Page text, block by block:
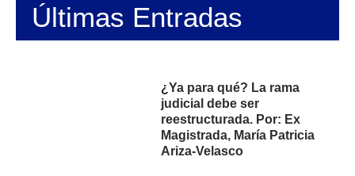
Últimas Entradas
¿Ya para qué? La rama
judicial debe ser
reestructurada. Por: Ex
Magistrada, María Patricia
Ariza-Velasco